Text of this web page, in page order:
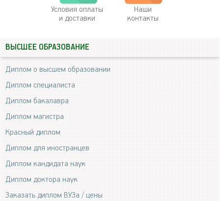
Условия оплаты
и доставки
Наши
контакты
ВЫСШЕЕ ОБРАЗОВАНИЕ
Диплом о высшем образовании
Диплом специалиста
Диплом бакалавра
Диплом магистра
Красный диплом
Диплом для иностранцев
Диплом кандидата наук
Диплом доктора наук
Заказать диплом ВУЗа / цены